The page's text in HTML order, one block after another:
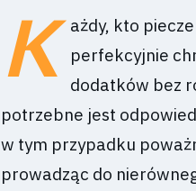
K
ażdy, kto
perfekcyjnie
dodatków bez
potrzebne jest
w tym przypadku
prowadząc do